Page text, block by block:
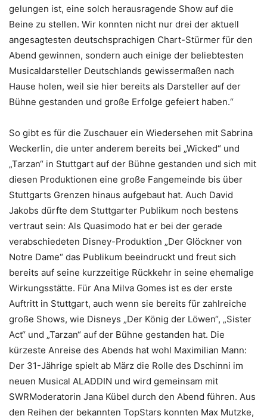
gelungen ist, eine solch herausragende Show auf die
Beine zu stellen. Wir konnten nicht nur drei der aktuell
angesagtesten deutschsprachigen Chart-Stürmer für den
Abend gewinnen, sondern auch einige der beliebtesten
Musicaldarsteller Deutschlands gewissermaßen nach
Hause holen, weil sie hier bereits als Darsteller auf der
Bühne gestanden und große Erfolge gefeiert haben.“
So gibt es für die Zuschauer ein Wiedersehen mit Sabrina
Weckerlin, die unter anderem bereits bei „Wicked“ und
„Tarzan“ in Stuttgart auf der Bühne gestanden und sich mit
diesen Produktionen eine große Fangemeinde bis über
Stuttgarts Grenzen hinaus aufgebaut hat. Auch David
Jakobs dürfte dem Stuttgarter Publikum noch bestens
vertraut sein: Als Quasimodo hat er bei der gerade
verabschiedeten Disney-Produktion „Der Glöckner von
Notre Dame“ das Publikum beeindruckt und freut sich
bereits auf seine kurzzeitige Rückkehr in seine ehemalige
Wirkungsstätte. Für Ana Milva Gomes ist es der erste
Auftritt in Stuttgart, auch wenn sie bereits für zahlreiche
große Shows, wie Disneys „Der König der Löwen“, „Sister
Act“ und „Tarzan“ auf der Bühne gestanden hat. Die
kürzeste Anreise des Abends hat wohl Maximilian Mann:
Der 31-Jährige spielt ab März die Rolle des Dschinni im
neuen Musical ALADDIN und wird gemeinsam mit
SWRModeratorin Jana Kübel durch den Abend führen. Aus
den Reihen der bekannten TopStars konnten Max Mutzke,